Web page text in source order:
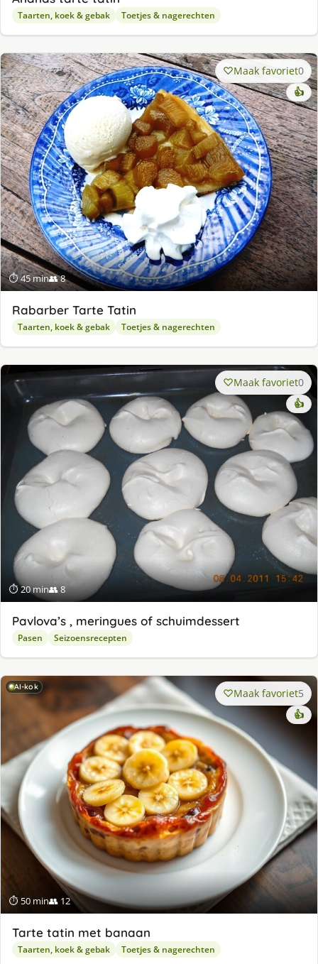
Taarten, koek & gebak Toetjes & nagerechten
⏱ 45 min👥 8
Maak favoriet0
👍
Rabarber Tarte Tatin
Taarten, koek & gebak Toetjes & nagerechten
⏱ 20 min👥 8
Maak favoriet0
👍
Pavlova’s , meringues of schuimdessert
Pasen Seizoensrecepten
AI-kok
⏱ 50 min👥 12
Maak favoriet5
👍
Tarte tatin met banaan
Taarten, koek & gebak Toetjes & nagerechten